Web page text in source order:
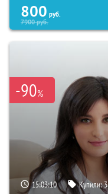
800 руб.
7900руб.
-90%
15:03:09 Купили:3